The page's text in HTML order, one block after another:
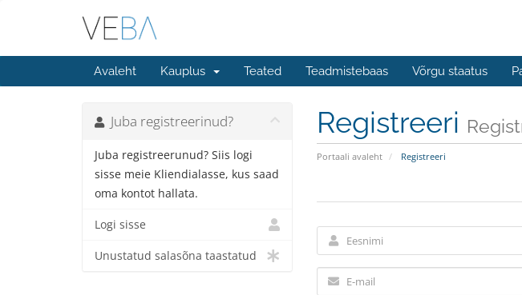
Avaleht Kauplus Teated Teadmistebaas Võrgu staatus
Registreeri
Portaali avaleht Registreeri
Juba registreerinud?
Juba registreerunud? Siis logi
sisse meie Kliendialasse, kus saad
oma kontot hallata.
Logi sisse
Unustatud salasõna taastatud